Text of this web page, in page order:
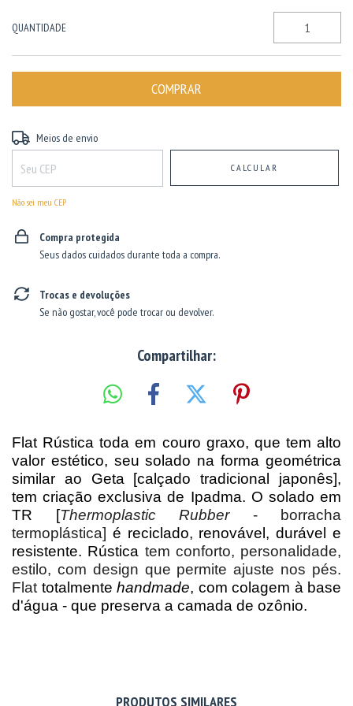
QUANTIDADE
Entregas para o CEP:
Meios de envio
CALCULAR
Não sei meu CEP
Compra protegida
Seus dados cuidados durante toda a compra.
Trocas e devoluções
Se não gostar, você pode trocar ou devolver.
Compartilhar:
Flat Rústica toda em couro graxo, que tem alto
valor estético, seu solado na forma geométrica
similar ao Geta [calçado tradicional japonês],
tem criação exclusiva de Ipadma. O solado em
TR [Thermoplastic Rubber- borracha
termoplástica] é reciclado, renovável, durável e
resistente. Rústica tem conforto, personalidade,
estilo, com design que permite ajuste nos pés.
Flat totalmente handmade, com colagem à base
d'água - que preserva a camada de ozônio.
PRODUTOS SIMILARES